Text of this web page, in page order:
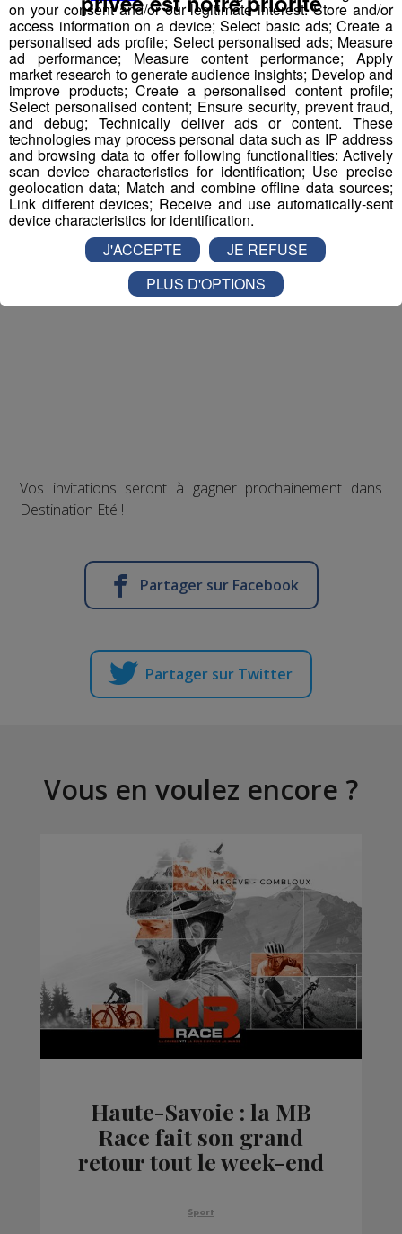
ALPES!
Nathan est allé tester pour vous Verticalp Émosson,
dans la Vallée du Trient:
Vos invitations seront à gagner prochainement dans
Destination Eté !
Partager sur Facebook
Partager sur Twitter
Vous en voulez encore ?
Haute-Savoie : la MB
Race fait son grand
retour tout le week-end
Sport
on your consent and/or our legitimate interest: Store and/or
access information on a device; Select basic ads; Create a
personalised ads profile; Select personalised ads; Measure
ad performance; Measure content performance; Apply
market research to generate audience insights; Develop and
improve products; Create a personalised content profile;
Select personalised content; Ensure security, prevent fraud,
and debug; Technically deliver ads or content. These
technologies may process personal data such as IP address
and browsing data to offer following functionalities: Actively
scan device characteristics for identification; Use precise
geolocation data; Match and combine offline data sources;
Link different devices; Receive and use automatically-sent
device characteristics for identification.
J'ACCEPTE
JE REFUSE
PLUS D'OPTIONS